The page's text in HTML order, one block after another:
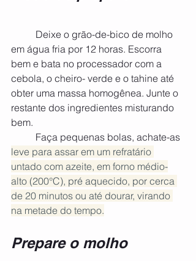
em água fria por 12 horas. Escorra
bem e bata no processador com a
cebola, o cheiro- verde e o tahine até
obter uma massa homogênea. Junte o
restante dos ingredientes misturando
bem.
	Faça pequenas bolas, achate-as
leve para assar em um refratário
untado com azeite, em forno médio-
alto (200°C), pré aquecido, por cerca
de 20 minutos ou até dourar, virando
na metade do tempo.
Prepare o molho